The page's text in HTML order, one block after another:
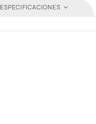
ESPECIFICACIONES